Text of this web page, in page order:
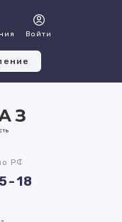
Войти
РФ
18